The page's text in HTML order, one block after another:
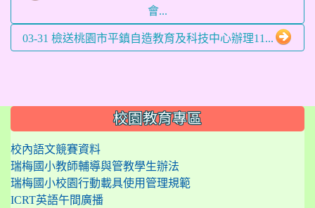
會...
03-31 檢送桃園市平鎮自造教育及科技中心辦理11...
::: 校園教育專區
校內語文競賽資料
瑞梅國小教師輔導與管教學生辦法
瑞梅國小校園行動載具使用管理規範
ICRT英語午間廣播